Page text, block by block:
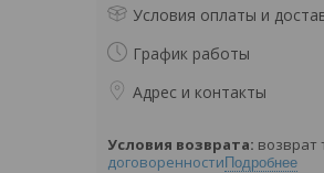
Условия оплаты и
График работы
Адрес и контакты
возврат
договоренности Подробнее